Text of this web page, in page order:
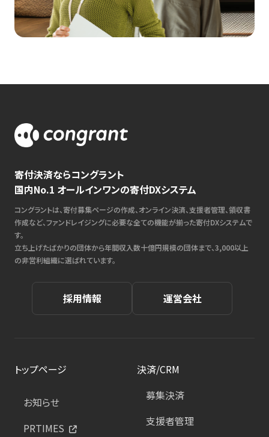
寄付決済ならコングラント
国内No.1 オールインワンの寄付DXシステム
コングラントは、寄付募集ページの作成、オンライン決済、支援者管理、領収書
作成など、ファンドレイジングに必要な全ての機能が揃った寄付DXシステムで
す。
立ち上げたばかりの団体から年間収入数十億円規模の団体まで、3,000以上
の非営利組織に選ばれています。
採用情報 運営会社
トップページ
お知らせ
PRTIMES
決済/CRM
募集決済
支援者管理